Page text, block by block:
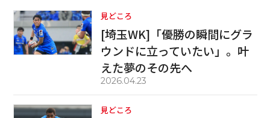
見どころ
[埼玉WK]「優勝の瞬間にグラ
ウンドに立っていたい」。叶
えた夢のその先へ
2026.04.23
見どころ